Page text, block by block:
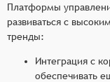
Платформы
развиваться с
тренды:
Интеграция с
обеспечивать